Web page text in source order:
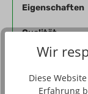
Eigenschaften
Qualität
Stückpreis
Kaufen
Wir
Diese
Erfahrung